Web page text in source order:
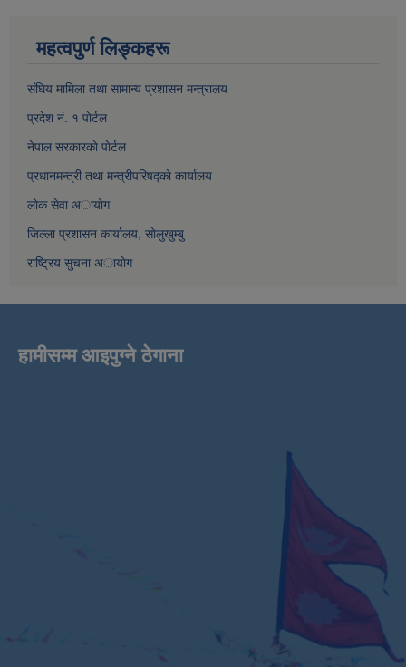
महत्वपुर्ण लिङ्कहरू
संघिय मामिला तथा सामान्य प्रशासन मन्त्रालय
प्रदेश नं. १ पाेर्टल
नेपाल सरकारकाे पाेर्टल
प्रधानमन्त्री तथा मन्त्रीपरिषद्काे कार्यालय
लाेक सेवा अायाेग
जिल्ला प्रशासन कार्यालय, साेलुखुम्बु
राष्ट्रिय सुचना अायाेग
हामीसम्म आइपुग्ने ठेगाना